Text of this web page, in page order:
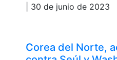
| 30 de junio de 2023
Corea del Norte,